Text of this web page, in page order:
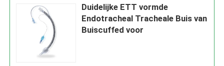
Duidelijke ETT vormde
Endotracheal Tracheale Buis van
Buiscuffed voor